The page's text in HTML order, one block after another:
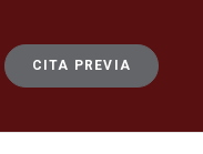
CITA PREVIA